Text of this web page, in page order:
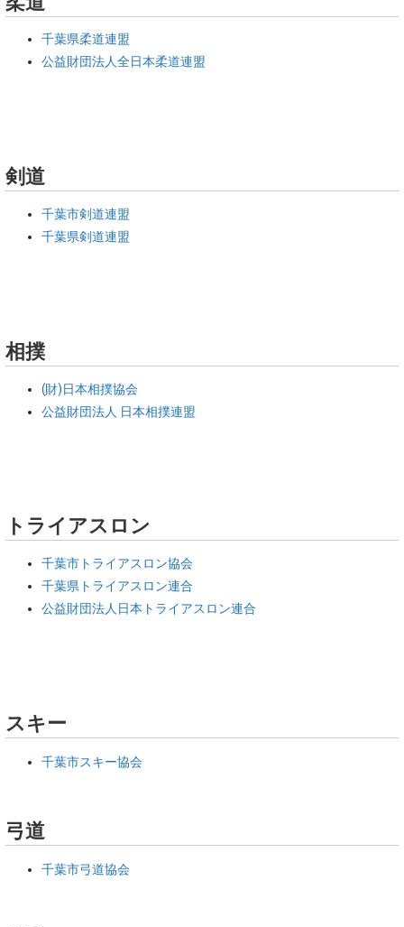
千葉県柔道連盟
公益財団法人全日本柔道連盟
剣道
千葉市剣道連盟
千葉県剣道連盟
相撲
(財)日本相撲協会
公益財団法人 日本相撲連盟
トライアスロン
千葉市トライアスロン協会
千葉県トライアスロン連合
公益財団法人日本トライアスロン連合
スキー
千葉市スキー協会
弓道
千葉市弓道協会